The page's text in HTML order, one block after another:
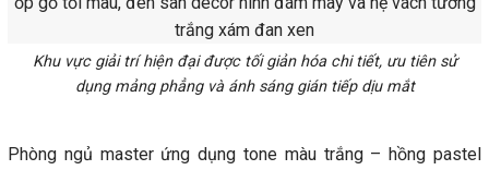
Khu vực giải trí hiện đại được tối giản hóa chi tiết, ưu tiên sử
dụng mảng phẳng và ánh sáng gián tiếp dịu mắt
Phòng ngủ master ứng dụng tone màu trắng – hồng pastel